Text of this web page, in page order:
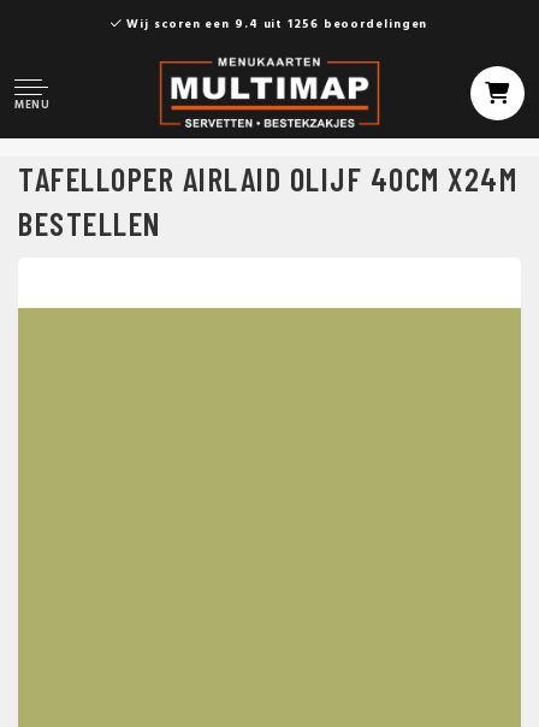
Wij scoren een 9.4 uit 1256 beoordelingen
MENU
TAFELLOPER AIRLAID OLIJF 40CM X24M
BESTELLEN